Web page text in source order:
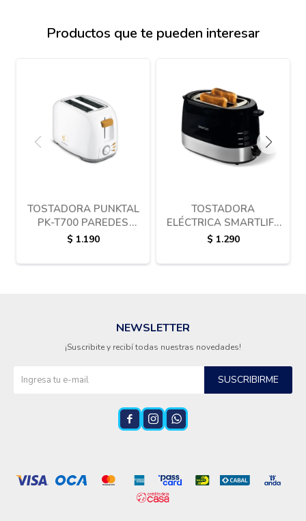
Productos que te pueden interesar
TOSTADORA PUNKTAL
PK-T700 PAREDES
FRIAS
$ 1.190
TOSTADORA
ELÉCTRICA SMARTLIFE
SL-TD8211
$ 1.290
NEWSLETTER
¡Suscribite y recibí todas nuestras novedades!
SUSCRIBIRME
  